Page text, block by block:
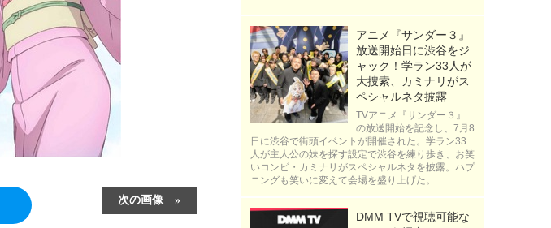
次の画像
アニメ『サンダー３』
放送開始日に渋谷をジ
ャック！学ラン33人が
大捜索、カミナリがス
ペシャルネタ披露
TVアニメ『サンダー３』
の放送開始を記念し、7月8
日に渋谷で街頭イベントが開催された。学ラン33
人が主人公の妹を探す設定で渋谷を練り歩き、お笑
いコンビ・カミナリがスペシャルネタを披露。ハプ
ニングも笑いに変えて会場を盛り上げた。
DMM TVで視聴可能な